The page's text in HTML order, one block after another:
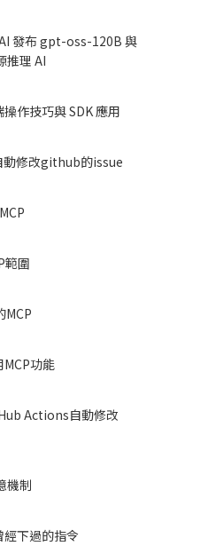
發布 gpt-oss-120B 與
理 AI
作技巧與 SDK 應用
修改github的issue
範圍
MCP
功能
Actions自動修改
機制
下過的指令